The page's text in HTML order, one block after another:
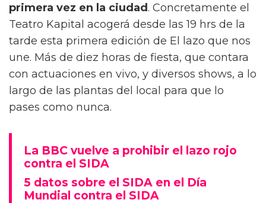
primera vez en la ciudad . Concretamente el
Teatro Kapital acogerá desde las 19 hrs de la
tarde esta primera edición de El lazo que nos
une. Más de diez horas de fiesta, que contara
con actuaciones en vivo, y diversos shows, a lo
largo de las plantas del local para que lo
pases como nunca.
La BBC vuelve a prohibir el lazo rojo
contra el SIDA
5 datos sobre el SIDA en el Día
Mundial contra el SIDA